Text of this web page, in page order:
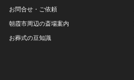
お問合せ・ご依頼
朝霞市周辺の斎場案内
お葬式の豆知識